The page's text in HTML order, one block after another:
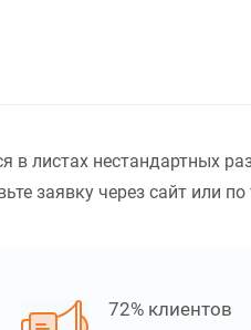
листах нестандартных
заявку через сайт или по
72% клиентов